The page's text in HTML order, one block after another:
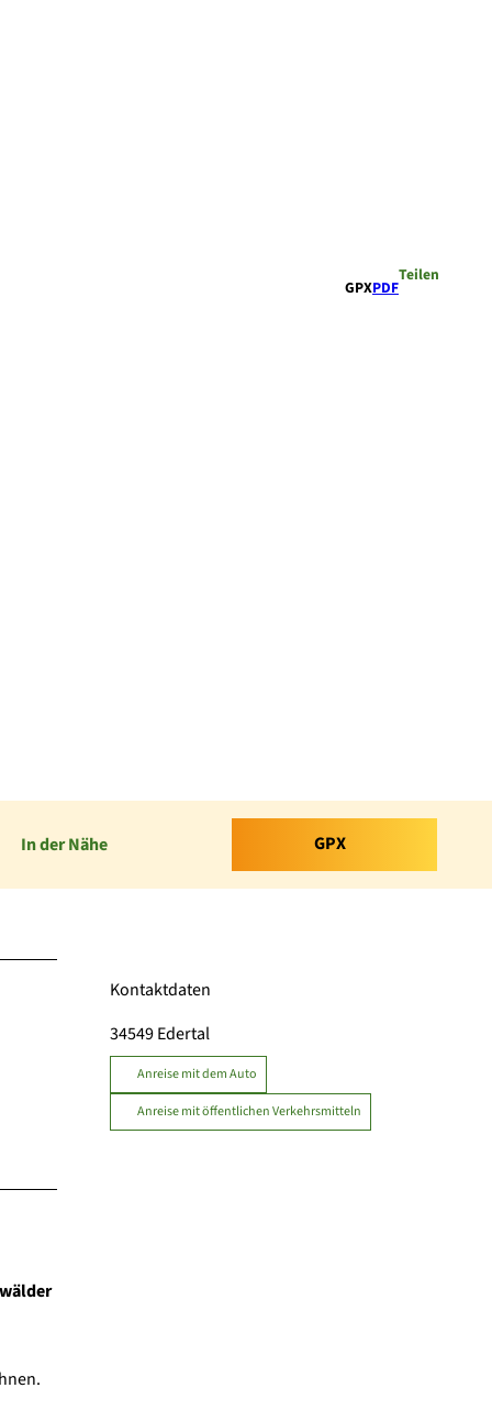
GPXPDF
Teilen
In der Nähe GPX
Kontaktdaten
34549Edertal
Anreise mit dem Auto
Anreise mit öffentlichen Verkehrsmitteln